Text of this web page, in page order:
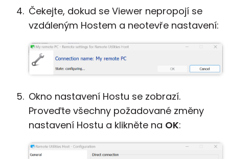
Čekejte, dokud se Viewer nepropojí se
vzdáleným Hostem a neotevře nastavení:
Okno nastavení Hostu se zobrazí.
Proveďte všechny požadované změny
nastavení Hostu a klikněte na OK: